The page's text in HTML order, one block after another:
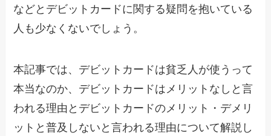
などとデビットカードに関する疑問を抱いている
人も少なくないでしょう。
本記事では、デビットカードは貧乏人が使うって
本当なのか、デビットカードはメリットなしと言
われる理由とデビットカードのメリット・デメリ
ットと普及しないと言われる理由について解説し